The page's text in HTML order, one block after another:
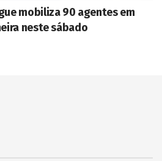
mobiliza 90 agentes em
neste sábado